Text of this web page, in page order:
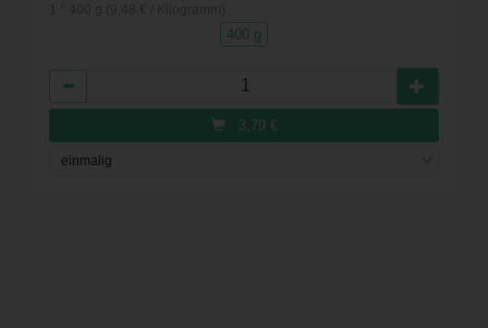
400 g
3,79 €